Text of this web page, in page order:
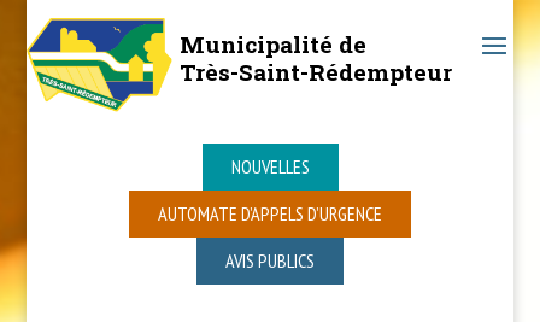
Municipalité de
Très-Saint-Rédempteur
NOUVELLES
AUTOMATE D’APPELS D’URGENCE
AVIS PUBLICS